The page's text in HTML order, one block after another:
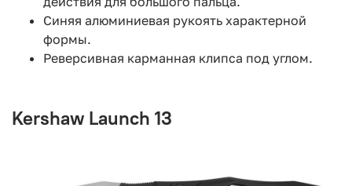
Синяя алюминиевая рукоять характерной
формы.
Реверсивная карманная клипса под углом.
Kershaw Launch 13